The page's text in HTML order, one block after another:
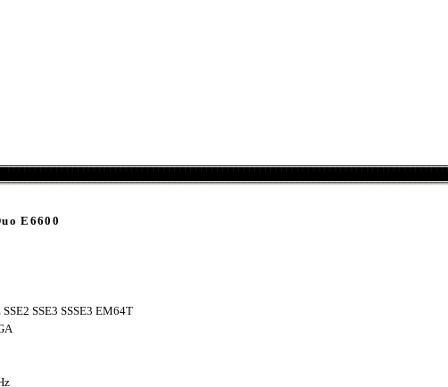
E6600
SSE3 SSSE3 EM64T